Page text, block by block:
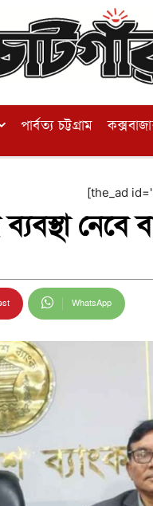
পার্বত্য চট্টগ্রাম
[the_ad
নেবে
WhatsApp